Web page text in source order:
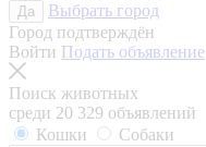
Да
Выбрать город
Город подтверждён
Войти Подать объявление
Поиск животных
среди 20 329 объявлений
Кошки
Собаки